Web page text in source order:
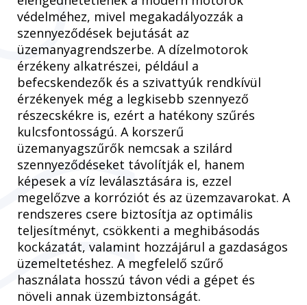
védelméhez, mivel megakadályozzák a
szennyeződések bejutását az
üzemanyagrendszerbe. A dízelmotorok
érzékeny alkatrészei, például a
befecskendezők és a szivattyúk rendkívül
érzékenyek még a legkisebb szennyező
részecskékre is, ezért a hatékony szűrés
kulcsfontosságú. A korszerű
üzemanyagszűrők nemcsak a szilárd
szennyeződéseket távolítják el, hanem
képesek a víz leválasztására is, ezzel
megelőzve a korróziót és az üzemzavarokat. A
rendszeres csere biztosítja az optimális
teljesítményt, csökkenti a meghibásodás
kockázatát, valamint hozzájárul a gazdaságos
üzemeltetéshez. A megfelelő szűrő
használata hosszú távon védi a gépet és
növeli annak üzembiztonságát.